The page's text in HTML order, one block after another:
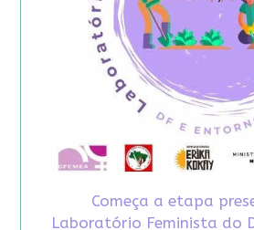
Começa a etapa
Laboratório Feminista do